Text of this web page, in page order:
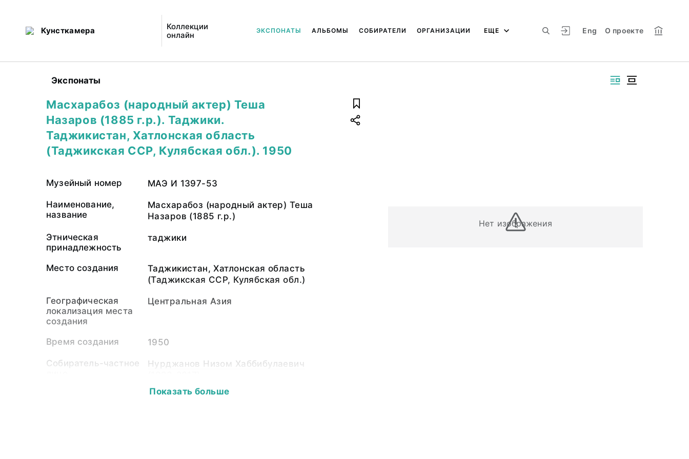
Кунсткамера
Коллекции
онлайн
Eng О проекте
ЭКСПОНАТЫ АЛЬБОМЫ СОБИРАТЕЛИ ОРГАНИЗАЦИИ ЕЩЕ
Экспонаты
Нет изображения
Масхарабоз (народный актер) Теша
Назаров (1885 г.р.). Таджики.
Таджикистан, Хатлонская область
(Таджикская ССР, Кулябская обл.). 1950
Музейный номер МАЭ И 1397-53
Наименование,
название
Масхарабоз (народный актер) Теша
Назаров (1885 г.р.)
Этническая
принадлежность
таджики
Место создания
Таджикистан, Хатлонская область
(Таджикская ССР, Кулябская обл.)
Географическая
локализация места
создания
Центральная Азия
Время создания 1950
Собиратель-частное
Нурджанов Низом Хаббибулаевич
бумажная подложка,
Показать больше